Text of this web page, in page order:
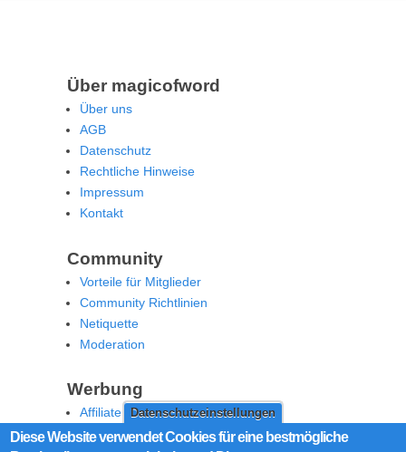
Datenschutzeinstellungen
Diese Website verwendet Cookies für eine bestmögliche
Über magicofword
Über uns
AGB
Datenschutz
Rechtliche Hinweise
Impressum
Kontakt
Community
Vorteile für Mitglieder
Community Richtlinien
Netiquette
Moderation
Werbung
Affiliate Offenlegung
Werben Sie auf MoW